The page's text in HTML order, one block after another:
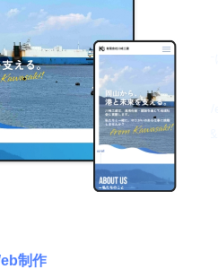
制作
/>
/>
rss+xml" title="【岡山】集客設
\/s.w.org\/images\/